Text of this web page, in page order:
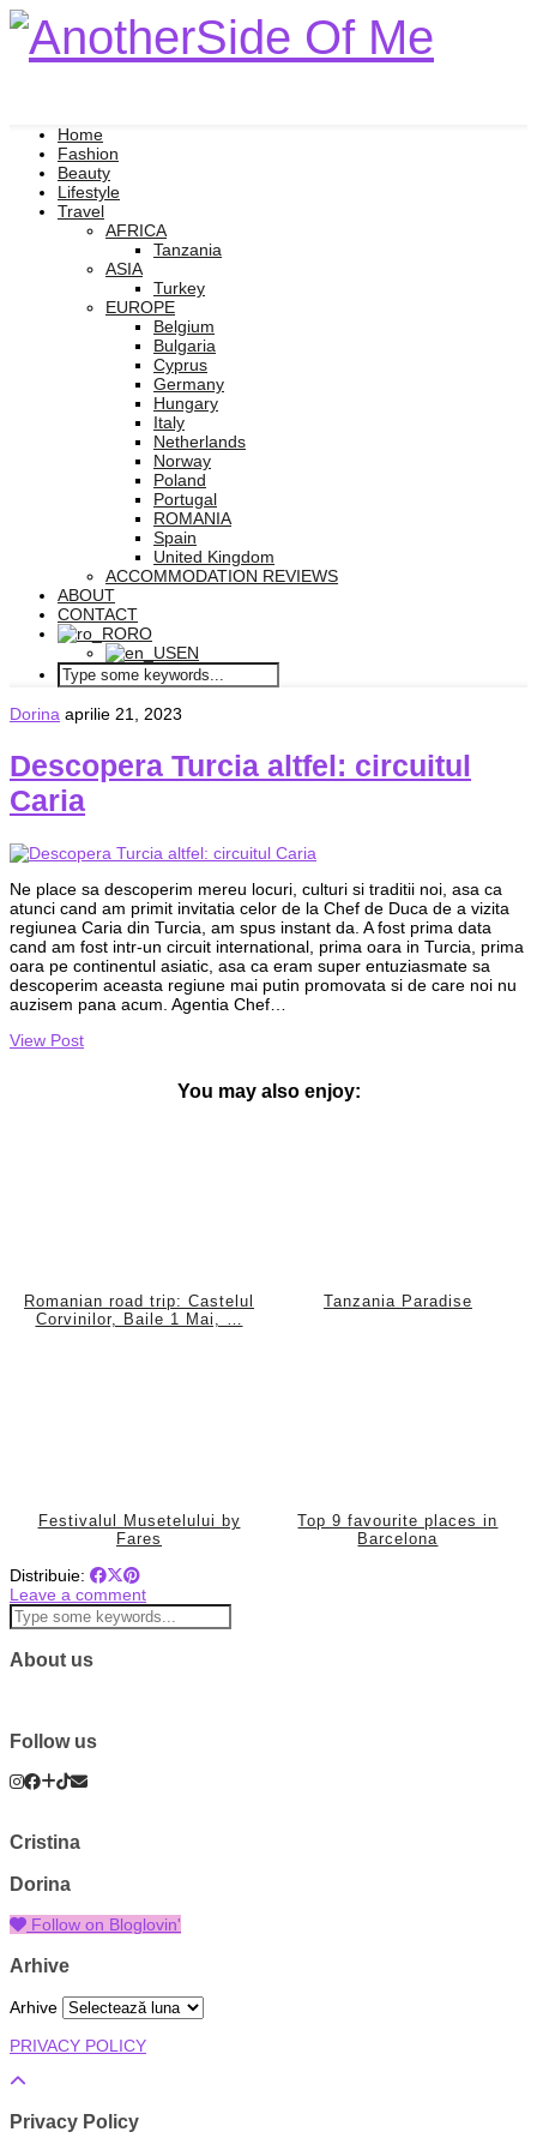
Home
Fashion
Beauty
Lifestyle
Travel
AFRICA
Tanzania
ASIA
Turkey
EUROPE
Belgium
Bulgaria
Cyprus
Germany
Hungary
Italy
Netherlands
Norway
Poland
Portugal
ROMANIA
Spain
United Kingdom
ACCOMMODATION REVIEWS
ABOUT
CONTACT
RO
EN
Dorina aprilie 21, 2023
Descopera Turcia altfel: circuitul
Caria
Ne place sa descoperim mereu locuri, culturi si traditii noi, asa ca
atunci cand am primit invitatia celor de la Chef de Duca de a vizita
regiunea Caria din Turcia, am spus instant da. A fost prima data
cand am fost intr-un circuit international, prima oara in Turcia, prima
oara pe continentul asiatic, asa ca eram super entuziasmate sa
descoperim aceasta regiune mai putin promovata si de care noi nu
auzisem pana acum. Agentia Chef…
View Post
You may also enjoy:
Romanian road trip: Castelul
Corvinilor, Baile 1 Mai, …
Tanzania Paradise
Festivalul Musetelului by
Fares
Top 9 favourite places in
Barcelona
Distribuie:
Leave a comment
About us
Follow us
Cristina
Dorina
Follow on Bloglovin'
Arhive
Arhive
PRIVACY POLICY
Privacy Policy